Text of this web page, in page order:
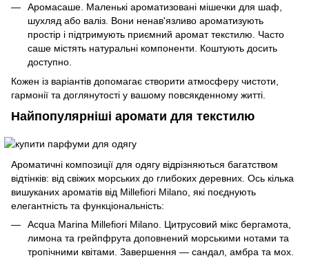
Аромасаше. Маленькі ароматизовані мішечки для шаф,
шухляд або валіз. Вони ненав'язливо ароматизують
простір і підтримують приємний аромат текстилю. Часто
саше містять натуральні компоненти. Коштують досить
доступно.
Кожен із варіантів допомагає створити атмосферу чистоти,
гармонії та доглянутості у вашому повсякденному житті.
Найпопулярніші аромати для текстилю
Ароматичні композиції для одягу відрізняються багатством
відтінків: від свіжих морських до глибоких деревних. Ось кілька
вишуканих ароматів від Millefiori Milano, які поєднують
елегантність та функціональність:
Acqua Marina Millefiori Milano. Цитрусовий мікс бергамота,
лимона та грейпфрута доповнений морськими нотами та
тропічними квітами. Завершення — сандал, амбра та мох.